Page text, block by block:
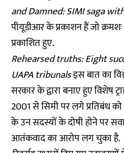
and Damned: SIMI saga
पीयूडीआर के प्रकाशन हैं जो
प्रकाशित हुए.
Rehearsed truths: Eight
UAPA tribunalsइस बात का
सरकार के द्वारा बनाए हुए विशेष
2001 से सिमी पर लगे प्रतिबंध को
के उन सदस्यों के दोषी होने पर
आतंकवाद का आरोप लग चुका है.